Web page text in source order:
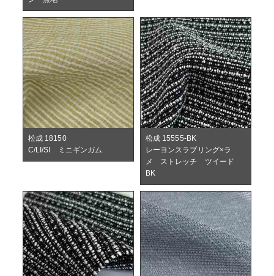
松成 18150
C/LI/SI ミニギンガム
松成 15555-BK
レーヨンスラブリング×ラ
メ ストレッチ ツイード
BK